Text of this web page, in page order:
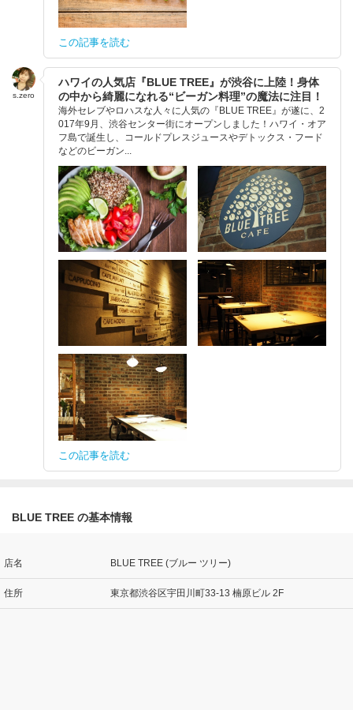
この記事を読む
s.zero
ハワイの人気店『BLUE TREE』が渋谷に上陸！身体
の中から綺麗になれる“ビーガン料理”の魔法に注目！
海外セレブやロハスな人々に人気の『BLUE TREE』が遂に、2
017年9月、渋谷センター街にオープンしました！ハワイ・オア
フ島で誕生し、コールドプレスジュースやデトックス・フード
などのビーガン...
この記事を読む
BLUE TREE の基本情報
店名 BLUE TREE (ブルー ツリー)
住所 東京都渋谷区宇田川町33-13 楠原ビル 2F